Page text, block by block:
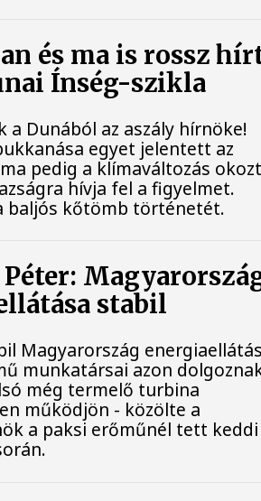
és ma is rossz
Ínség-szikla
a Dunából az aszály hírnöke!
egyet jelentett az
pedig a klímaváltozás
hívja fel a figyelmet.
baljós kőtömb történetét.
stabil
Magyarország
munkatársai azon
még termelő turbina
működjön - közölte a
a paksi erőműnél tett keddi